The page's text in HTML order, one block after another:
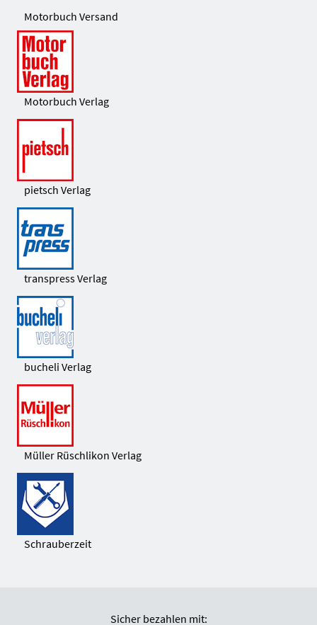
Motorbuch Versand
Motorbuch Verlag
pietsch Verlag
transpress Verlag
bucheli Verlag
Müller Rüschlikon Verlag
Schrauberzeit
Sicher bezahlen mit: